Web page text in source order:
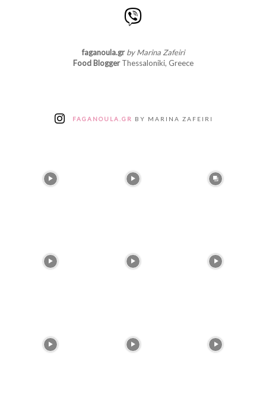
faganoula.gr by Marina Zafeiri
Food BloggerThessaloniki, Greece
FAGANOULA.GR BY MARINA ZAFEIRI